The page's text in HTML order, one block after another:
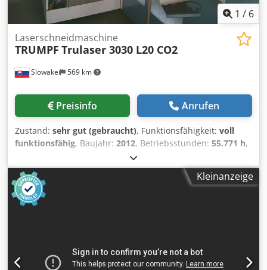
1 / 6
Slowakei 569 km
Laserschneidmaschine
TRUMPF Trulaser 3030 L20 CO2
Preisinfo Anrufen
Zustand: sehr gut (gebraucht), Funktionsfähigkeit: voll
funktionsfähig, Baujahr: 2012, Betriebsstunden: 55.771 h,
, Laserleistung:
Blechstärke (max.):20 mm, Blechstärke Stahl (max.):20
mm, Blechstärke Aluminium (max.):
, Tischlänge:
3.000 mm
3.000 mm
Vorschublänge Y-Achse:1.500 mm, Vorschublänge Z-
Kleinanzeige